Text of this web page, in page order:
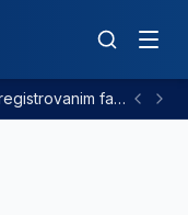
ZDK odobrio 2,38 miliona KM podrške registrovanim farmama goveda